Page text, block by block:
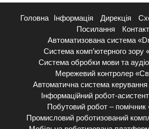
Головна Інформація Дирекція
Посилання
Автоматизована система
Система комп’ютерного зору
Система обробки мови та
Мережевий контролер
Автоматична система
Інформаційний робот-
Побутовий робот –
Промисловий роботизований